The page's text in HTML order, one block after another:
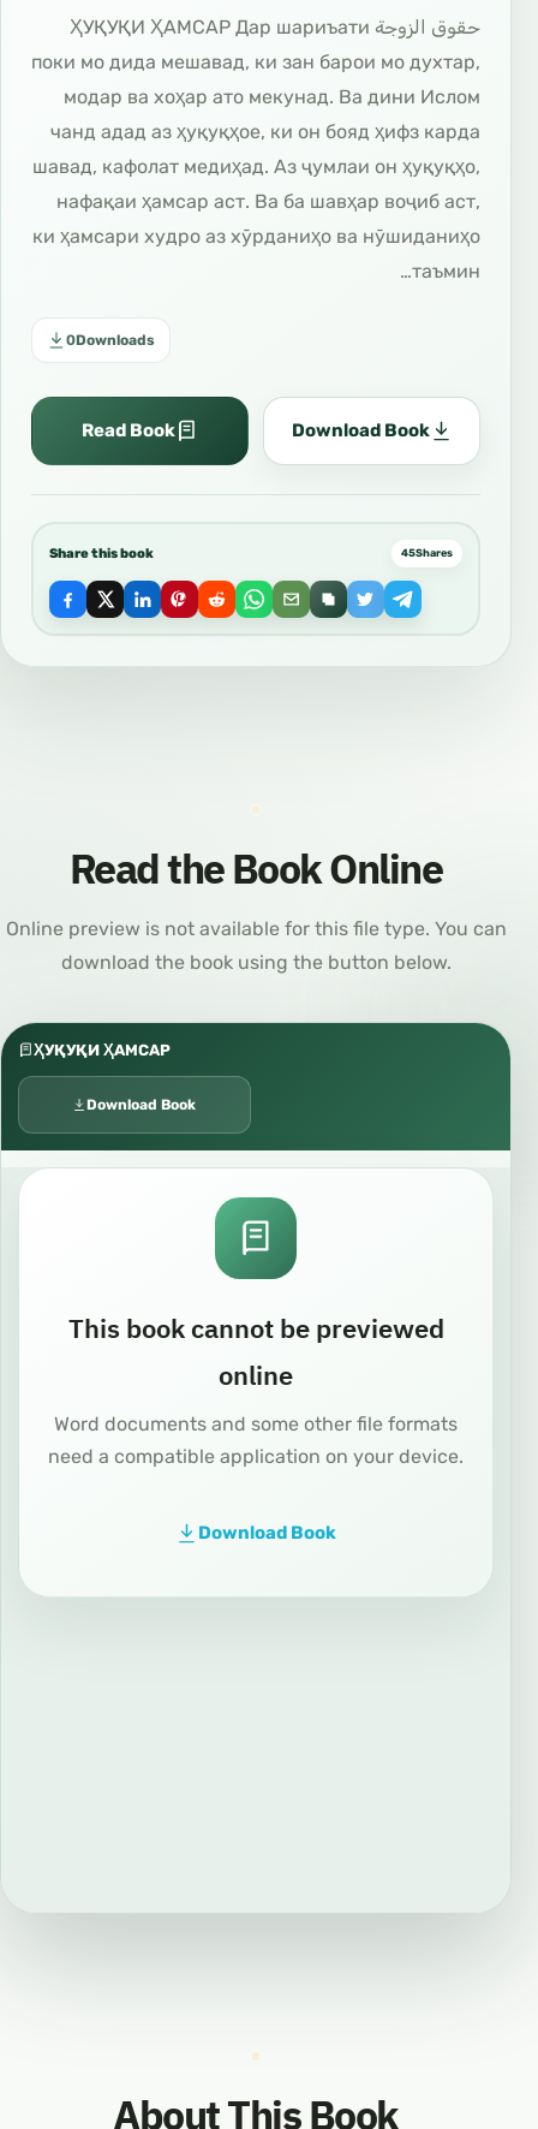
حقوق الزوجة ҲУҚУҚИ ҲАМСАР Дар шариъати
поки мо дида мешавад, ки зан барои мо духтар,
модар ва хоҳар ато мекунад. Ва дини Ислом
чанд адад аз ҳуқуқҳое, ки он бояд ҳифз карда
шавад, кафолат медиҳад. Аз ҷумлаи он ҳуқуқҳо,
нафақаи ҳамсар аст. Ва ба шавҳар воҷиб аст,
ки ҳамсари худро аз хӯрданиҳо ва нӯшиданиҳо
таъмин…
0Downloads
Read Book Download Book
Share this book 45Shares
Read the Book Online
Online preview is not available for this file type. You can
download the book using the button below.
ҲУҚУҚИ ҲАМСАР
Download Book
This book cannot be previewed
online
Word documents and some other file formats
need a compatible application on your device.
Download Book
About This Book